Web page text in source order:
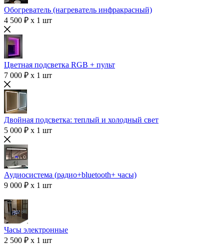
Обогреватель (нагреватель инфракрасный)
4 500 ₽ x 1 шт
Цветная подсветка RGB + пульт
7 000 ₽ x 1 шт
Двойная подсветка: теплый и холодный свет
5 000 ₽ x 1 шт
Аудиосистема (радио+bluetooth+ часы)
9 000 ₽ x 1 шт
Часы электронные
2 500 ₽ x 1 шт